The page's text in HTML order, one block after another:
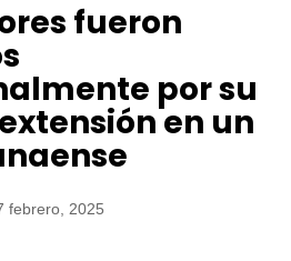
fueron
por su
en un
febrero, 2025